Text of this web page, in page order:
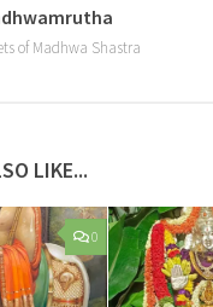
of Madhwa Shastra
LIKE...
0